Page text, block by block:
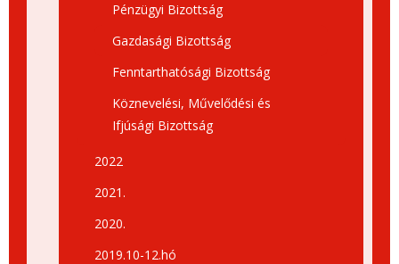
Pénzügyi Bizottság
Gazdasági Bizottság
Fenntarthatósági Bizottság
Köznevelési, Művelődési és
Ifjúsági Bizottság
2022
2021.
2020.
2019.10-12.hó